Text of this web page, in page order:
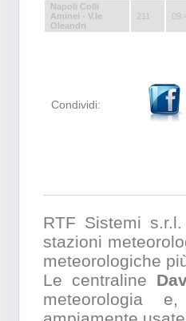
Napoli Colli
Aminei - V.le
Oleandri
211
Condividi:
RTF Sistemi
stazioni
meteorologiche
Le centraline
meteorologia